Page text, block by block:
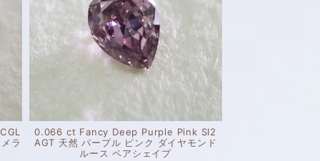
ラ
0.066 ct Fancy Deep Purple Pink SI2
AGT 天然 パープル ピンク ダイヤモンド
ルース ペアシェイプ